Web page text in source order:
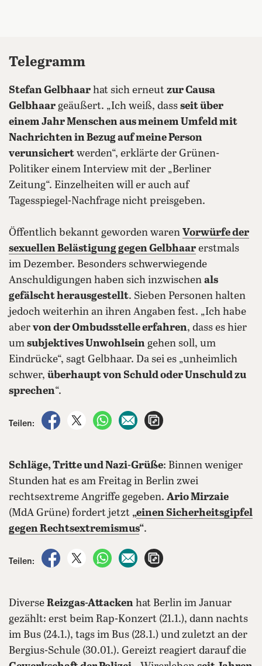
Telegramm
Stefan Gelbhaar hat sich erneut zur Causa
Gelbhaar geäußert. „Ich weiß, dass seit über
einem Jahr Menschen aus meinem Umfeld mit
Nachrichten in Bezug auf meine Person
verunsichert werden“, erklärte der Grünen-
Politiker einem Interview mit der „Berliner
Zeitung“. Einzelheiten will er auch auf
Tagesspiegel-Nachfrage nicht preisgeben.
Öffentlich bekannt geworden waren Vorwürfe der
sexuellen Belästigung gegen Gelbhaar erstmals
im Dezember. Besonders schwerwiegende
Anschuldigungen haben sich inzwischen als
gefälscht herausgestellt. Sieben Personen halten
jedoch weiterhin an ihren Angaben fest. „Ich habe
aber von der Ombudsstelle erfahren, dass es hier
um subjektives Unwohlsein gehen soll, um
Eindrücke“, sagt Gelbhaar. Da sei es „unheimlich
schwer, überhaupt von Schuld oder Unschuld zu
sprechen“.
Teilen:
auf Facebook teilen
auf X teilenper WhatsApp teilen
per E-Mail teilen
Schläge, Tritte und Nazi-Grüße: Binnen weniger
Stunden hat es am Freitag in Berlin zwei
rechtsextreme Angriffe gegeben. Ario Mirzaie
(MdA Grüne) fordert jetzt „einen Sicherheitsgipfel
gegen Rechtsextremismus“.
Teilen:
auf Facebook teilen
auf X teilenper WhatsApp teilen
per E-Mail teilen
Diverse Reizgas-Attacken hat Berlin im Januar
gezählt: erst beim Rap-Konzert (21.1.), dann nachts
im Bus (24.1.), tags im Bus (28.1.) und zuletzt an der
Bergius-Schule (30.01.). Gereizt reagiert darauf die